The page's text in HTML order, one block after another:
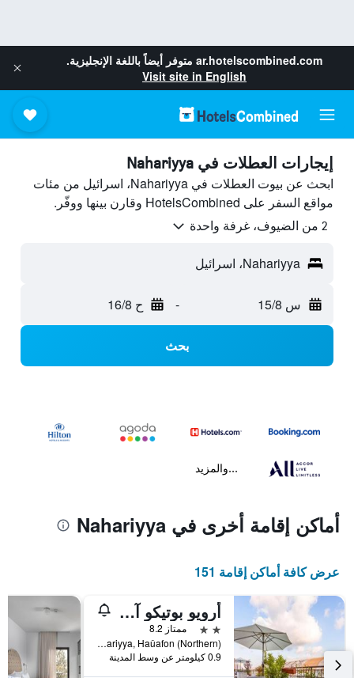
ar.hotelscombined.com متوفر أيضاً باللغة الإنجليزية.
Visit site in English
إيجارات العطلات في Nahariyya
ابحث عن بيوت العطلات في Nahariyya، اسرائيل من مئات
مواقع السفر على HotelsCombined وقارن بينها ووفّر.
2 من الضيوف، غرفة واحدة
Nahariyya، اسرائيل
س 15/8 - ح 16/8
بحث
...والمزيد
أماكن إقامة أخرى في Nahariyya
عرض كافة أماكن إقامة 151
أرويو بوتيكو آنديوزينيس هوتل
2 نجمتين
ممتاز 8.2
Sderot Hanassi Ben Tsvi 1, Nahariyya, Haûafon (Northern), اسرائيل
0.9 كيلومتر عن وسط المدينة